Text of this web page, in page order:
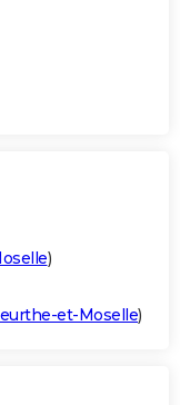
)
et-Moselle)